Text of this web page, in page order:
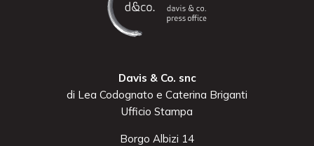
Davis & Co. snc
di Lea Codognato e Caterina Briganti
Ufficio Stampa
Borgo Albizi 14